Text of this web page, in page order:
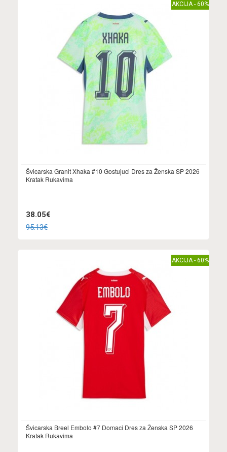
AKCIJA - 60%
Švicarska Granit Xhaka #10 Gostujuci Dres za Ženska SP 2026
Kratak Rukavima
38.05€
95.13€
AKCIJA - 60%
Švicarska Breel Embolo #7 Domaci Dres za Ženska SP 2026
Kratak Rukavima